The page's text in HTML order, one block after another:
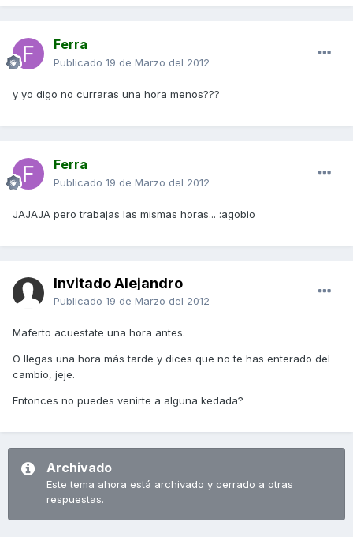
Ferra
Publicado 19 de Marzo del 2012
y yo digo no curraras una hora menos???
Ferra
Publicado 19 de Marzo del 2012
JAJAJA pero trabajas las mismas horas... :agobio
Invitado Alejandro
Publicado 19 de Marzo del 2012
Maferto acuestate una hora antes.
O llegas una hora más tarde y dices que no te has enterado del
cambio, jeje.
Entonces no puedes venirte a alguna kedada?
Archivado
Este tema ahora está archivado y cerrado a otras
respuestas.